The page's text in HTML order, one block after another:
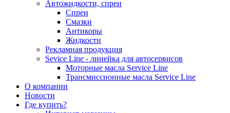
Автожидкости, спреи
Спреи
Смазки
Антикоры
Жидкости
Рекламная продукция
Sevice Line - линейка для автосервисов
Моторные масла Service Line
Трансмиссионные масла Service Line
О компании
Новости
Где купить?